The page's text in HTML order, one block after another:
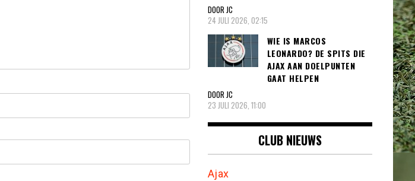
DOOR JC
24 JULI 2026, 02:15
WIE IS MARCOS
LEONARDO? DE SPITS DIE
AJAX AAN DOELPUNTEN
GAAT HELPEN
DOOR JC
23 JULI 2026, 11:00
CLUB NIEUWS
Ajax